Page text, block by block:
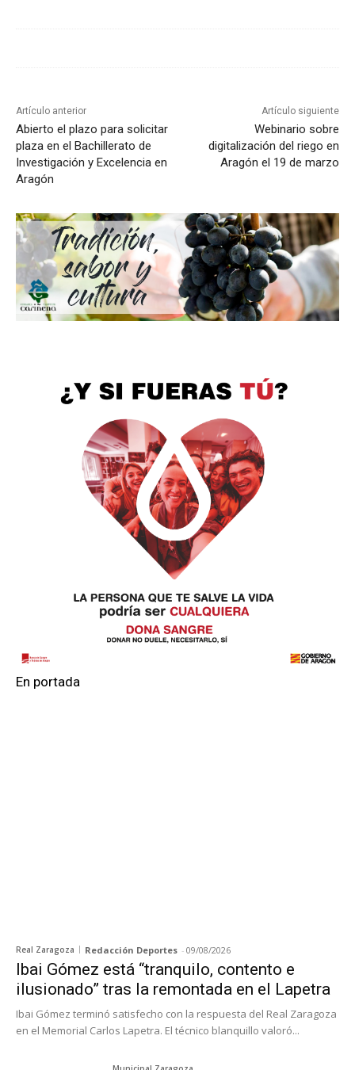
Artículo anterior
Abierto el plazo para solicitar
plaza en el Bachillerato de
Investigación y Excelencia en
Aragón
Artículo siguiente
Webinario sobre
digitalización del riego en
Aragón el 19 de marzo
En portada
Real Zaragoza Redacción Deportes - 09/08/2026
Ibai Gómez está “tranquilo, contento e
ilusionado” tras la remontada en el Lapetra
Ibai Gómez terminó satisfecho con la respuesta del Real Zaragoza
en el Memorial Carlos Lapetra. El técnico blanquillo valoró...